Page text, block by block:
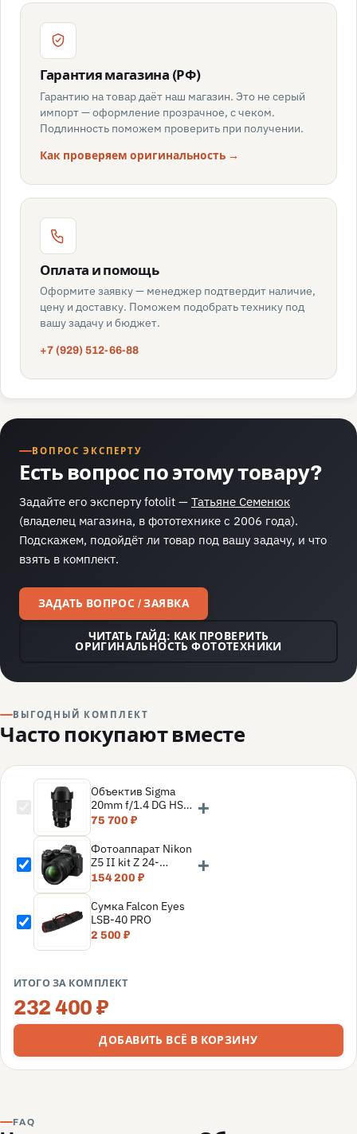
Гарантия магазина (РФ)
Гарантию на товар даёт наш магазин. Это не серый
импорт — оформление прозрачное, с чеком.
Подлинность поможем проверить при получении.
Как проверяем оригинальность →
Оплата и помощь
Оформите заявку — менеджер подтвердит наличие,
цену и доставку. Поможем подобрать технику под
вашу задачу и бюджет.
+7 (929) 512-66-88
ВОПРОС ЭКСПЕРТУ
Есть вопрос по этому товару?
Задайте его эксперту fotolit — Татьяне Семенюк
(владелец магазина, в фототехнике с 2006 года).
Подскажем, подойдёт ли товар под вашу задачу, и что
взять в комплект.
ЗАДАТЬ ВОПРОС / ЗАЯВКА
ЧИТАТЬ ГАЙД: КАК ПРОВЕРИТЬ
ОРИГИНАЛЬНОСТЬ ФОТОТЕХНИКИ
ВЫГОДНЫЙ КОМПЛЕКТ
Часто покупают вместе
Объектив Sigma
20mm f/1.4 DG HSM
Art L-mount
75 700 ₽
+
Фотоаппарат Nikon
Z5 II kit Z 24-
200mm f/4-6.3 VR,
154 200 ₽
+
Сумка Falcon Eyes
LSB-40 PRO
2 500 ₽
ИТОГО ЗА КОМПЛЕКТ
232 400 ₽
ДОБАВИТЬ ВСЁ В КОРЗИНУ
FAQ